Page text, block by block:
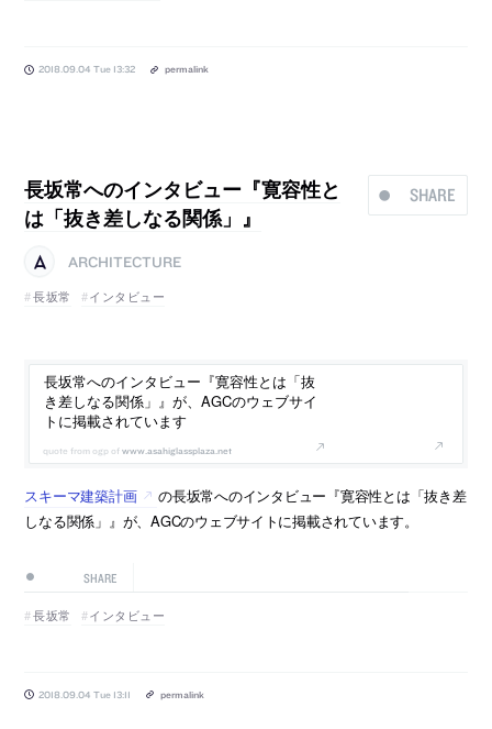
2018.09.04 Tue 13:32 permalink
SHARE
長坂常へのインタビュー『寛容性と
は「抜き差しなる関係」』
ARCHITECTURE
長坂常
インタビュー
長坂常へのインタビュー『寛容性とは「抜
き差しなる関係」』が、AGCのウェブサイ
トに掲載されています
www.asahiglassplaza.net
スキーマ建築計画
の長坂常へのインタビュー『寛容性とは「抜き差
しなる関係」』が、AGCのウェブサイトに掲載されています。
SHARE
長坂常 インタビュー
2018.09.04 Tue 13:11 permalink